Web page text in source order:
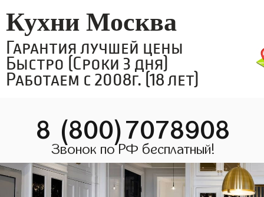
Кухни Москва
Гарантия лучшей цены
Быстро (Сроки 3 дня)
Работаем с 2008г. (18 лет)
8 (800)7078908
Звонок по РФ бесплатный!